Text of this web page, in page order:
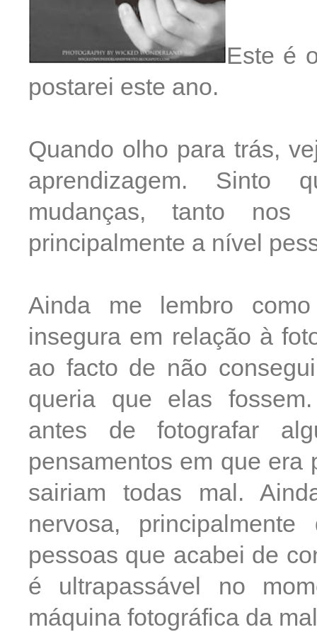
Este é
postarei este ano.
Quando olho para trás,
aprendizagem. Sinto
mudanças, tanto nos
principalmente a nível
Ainda me lembro
insegura em relação à
ao facto de não
queria que elas
antes de fotografar
pensamentos em que era
sairiam todas mal.
nervosa,
pessoas que acabei de
é ultrapassável no
máquina fotográfica da